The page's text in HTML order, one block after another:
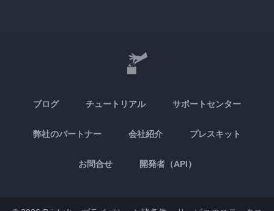
ブログ チュートリアル サポートセンター
弊社のパートナー 会社紹介 プレスキット
お問合せ 開発者（API）